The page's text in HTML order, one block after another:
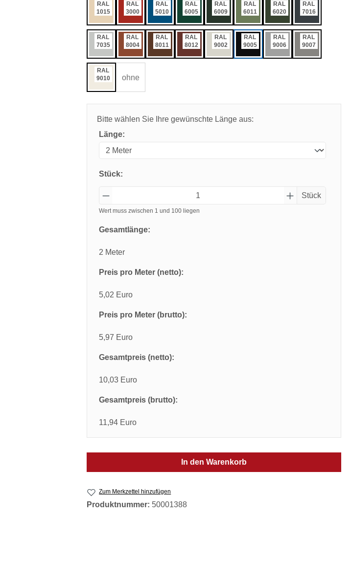
RAL
1015
RAL
3000
RAL
5010
RAL
6005
RAL
6009
RAL
6011
RAL
6020
RAL
7016
RAL
7035
RAL
8004
RAL
8011
RAL
8012
RAL
9002
RAL
9005
RAL
9006
RAL
9007
RAL
9010
ohne
Bitte wählen Sie Ihre gewünschte Länge aus:
Länge:
Stück:
Stück
Wert muss zwischen 1 und 100 liegen
Gesamtlänge:
2 Meter
Preis pro Meter (netto):
5,02 Euro
Preis pro Meter (brutto):
5,97 Euro
Gesamtpreis (netto):
10,03 Euro
Gesamtpreis (brutto):
11,94 Euro
In den Warenkorb
Zum Merkzettel hinzufügen
Produktnummer: 50001388